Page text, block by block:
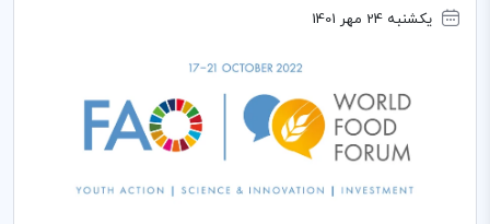
یکشنبه 24 مهر 1401